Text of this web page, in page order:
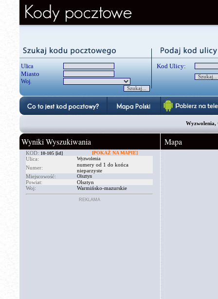
Ulica
Miasto
Woj.
Kod Ulicy:
Wyzwolenia,
Wyniki Wyszukiwania
KOD: 10-105 [id] [POKAŻ NA MAPIE]
Ulica: Wyzwolenia
Numer:
numery od 1 do końca
nieparzyste
Miejscowość:
Olsztyn
Powiat:
Olsztyn
Woj:
Warmińsko-mazurskie
REKLAMA
Mapa